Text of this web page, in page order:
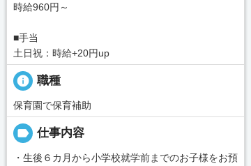
時給960円～
■手当
土日祝：時給+20円up
info 職種
保育園で保育補助
label 仕事内容
・生後６カ月から小学校就学前までのお子様をお預